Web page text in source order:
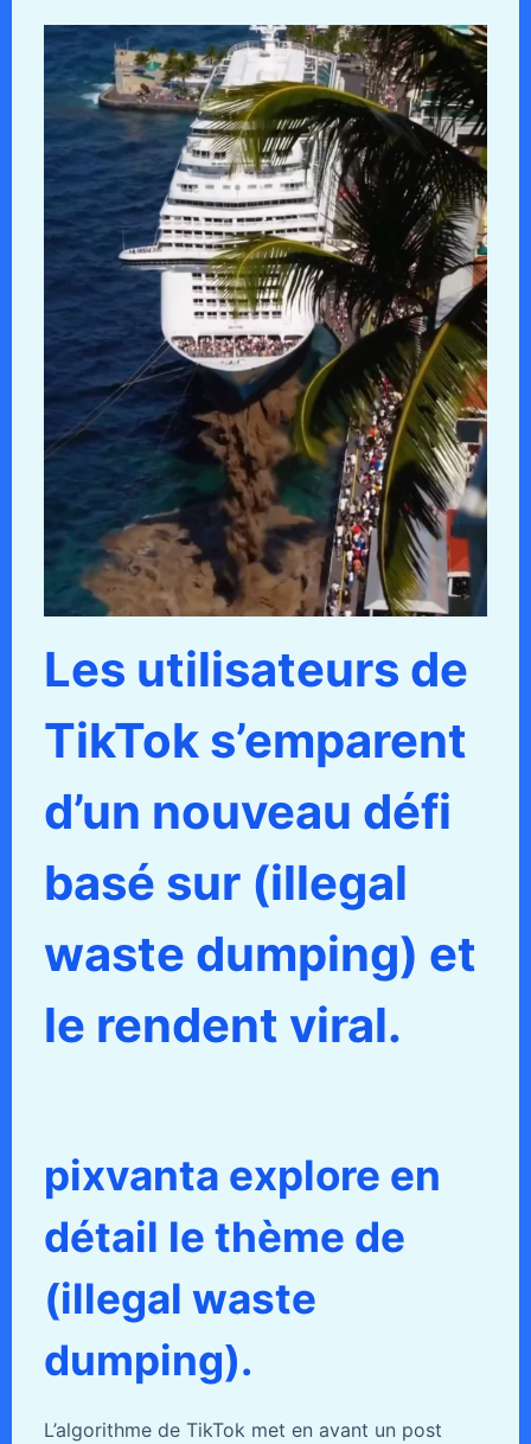
Les utilisateurs de
TikTok s’emparent
d’un nouveau défi
basé sur (illegal
waste dumping) et
le rendent viral.
pixvanta explore en
détail le thème de
(illegal waste
dumping).
L’algorithme de TikTok met en avant un post